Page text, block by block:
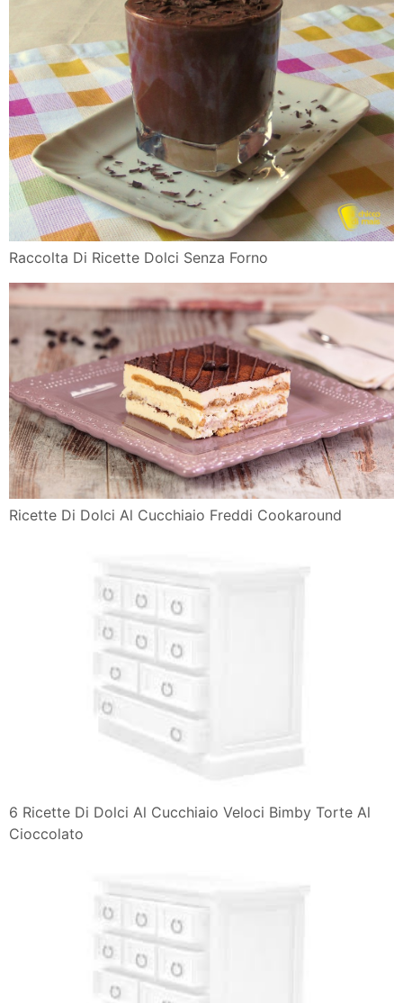
Raccolta Di Ricette Dolci Senza Forno
Ricette Di Dolci Al Cucchiaio Freddi Cookaround
6 Ricette Di Dolci Al Cucchiaio Veloci Bimby Torte Al
Cioccolato